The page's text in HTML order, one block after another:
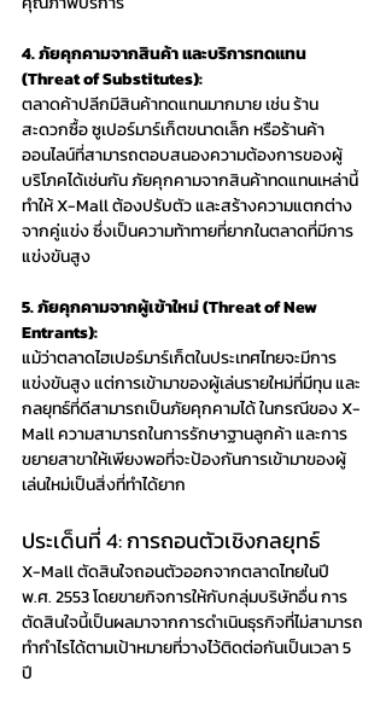
4. ภัยคุกคามจากสินค้า และบริการทดแทน
(Threat of Substitutes):
ตลาดค้าปลีกมีสินค้าทดแทนมากมาย เช่น ร้าน
สะดวกซื้อ ซูเปอร์มาร์เก็ตขนาดเล็ก หรือร้านค้า
ออนไลน์ที่สามารถตอบสนองความต้องการของผู้
บริโภคได้เช่นกัน ภัยคุกคามจากสินค้าทดแทนเหล่านี้
ทำให้ X-Mall ต้องปรับตัว และสร้างความแตกต่าง
จากคู่แข่ง ซึ่งเป็นความท้าทายที่ยากในตลาดที่มีการ
แข่งขันสูง
5. ภัยคุกคามจากผู้เข้าใหม่ (Threat of New
Entrants):
แม้ว่าตลาดไฮเปอร์มาร์เก็ตในประเทศไทยจะมีการ
แข่งขันสูง แต่การเข้ามาของผู้เล่นรายใหม่ที่มีทุน และ
กลยุทธ์ที่ดีสามารถเป็นภัยคุกคามได้ ในกรณีของ X-
Mall ความสามารถในการรักษาฐานลูกค้า และการ
ขยายสาขาให้เพียงพอที่จะป้องกันการเข้ามาของผู้
เล่นใหม่เป็นสิ่งที่ทำได้ยาก
ประเด็นที่ 4: การถอนตัวเชิงกลยุทธ์
X-Mall ตัดสินใจถอนตัวออกจากตลาดไทยในปี
พ.ศ. 2553 โดยขายกิจการให้กับกลุ่มบริษัทอื่น การ
ตัดสินใจนี้เป็นผลมาจากการดำเนินธุรกิจที่ไม่สามารถ
ทำกำไรได้ตามเป้าหมายที่วางไว้ติดต่อกันเป็นเวลา 5
ปี